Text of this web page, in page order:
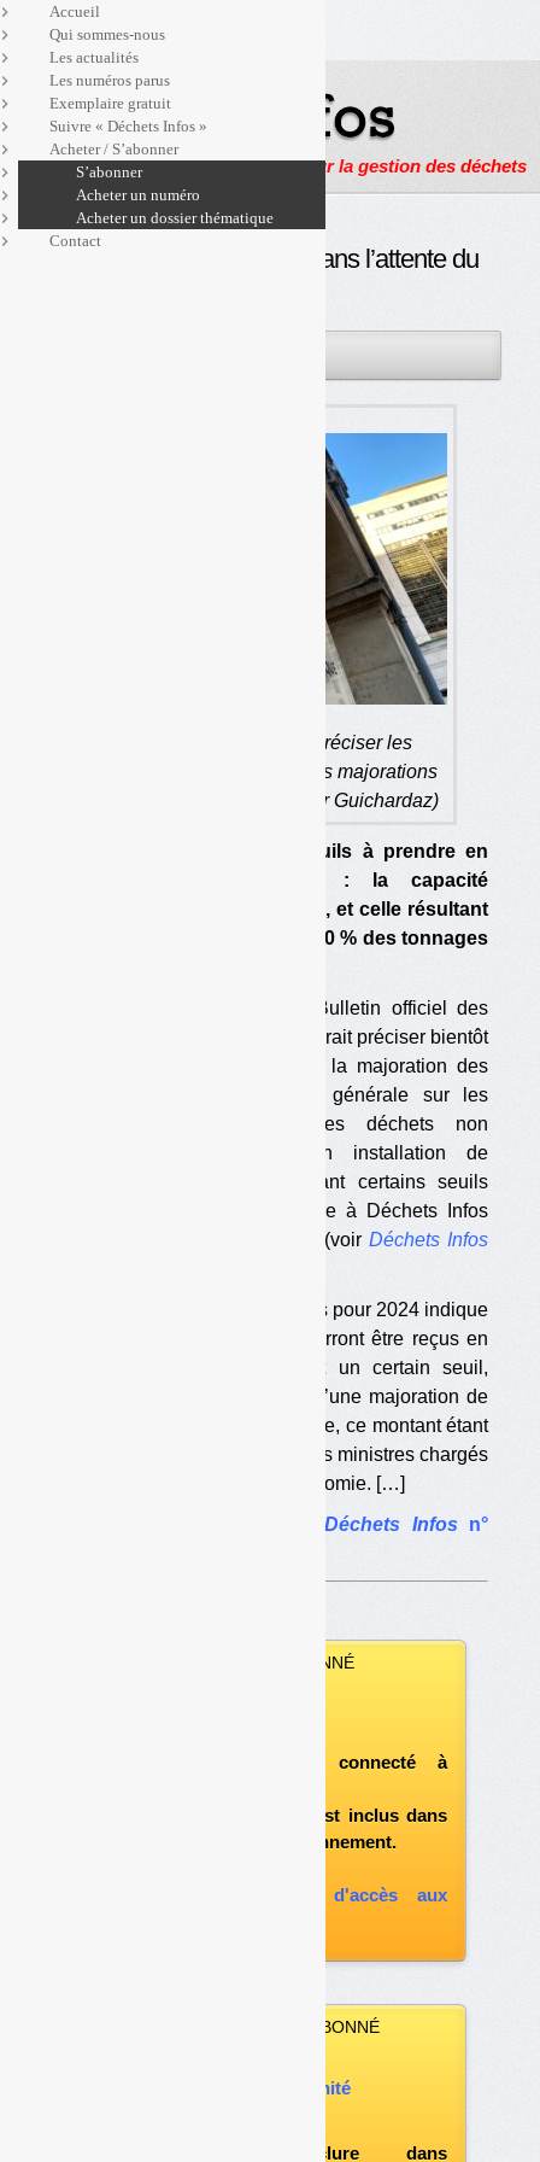
Actualités, enquêtes et reportages sur la gestion des déchets
Majorations de TGAP : dans l’attente du
Un bulletin officiel doit préciser les
conditions d’application des majorations
sur la TGAP. (photo : Olivier Guichardaz)
Il existe désormais deux seuils à prendre en
compte pour les ISDND : la capacité
administrative de l’installation, et celle résultant
de l’objectif de réduction de 50 % des tonnages
Un texte à paraître dans le Bulletin officiel des
finances publiques (BOFiP) devrait préciser bientôt
les modalités d’application de la majoration des
montants de la TGAP (taxe générale sur les
activités polluantes) pour les déchets non
dangereux (DND) admis en installation de
stockage (ISDND) et dépassant certains seuils
quantitatifs des IDNDN, indique à Déchets Infos
une source proche du dossier (voirDéchets Infos
Pour mémoire, la loi de finances pour 2024 indique
que les tonnages de DND pourront être reçus en
ISDND même s’ils dépassent un certain seuil,
mais moyennant le paiement d’une majoration de
la TGAP allant de 5 à 10 €/tonne, ce montant étant
déterminé par arrêté conjoint des ministres chargés
de l’Environnement et de l’Economie. […]
Déchets Infos n°
VOUS ÊTES ABONNÉ
après vous être connecté à
et si le document est inclus dans
votre formule d'abonnement.
souscrire à l'option d'accès aux
VOUS N’ÊTES PAS ABONNÉ
acheter ce numéro à l’unité
possibilité d'inclure dans
Accueil
Qui sommes-nous
Les actualités
Les numéros parus
Exemplaire gratuit
Suivre « Déchets Infos »
Acheter / S’abonner
S’abonner
Acheter un numéro
Acheter un dossier thématique
Contact